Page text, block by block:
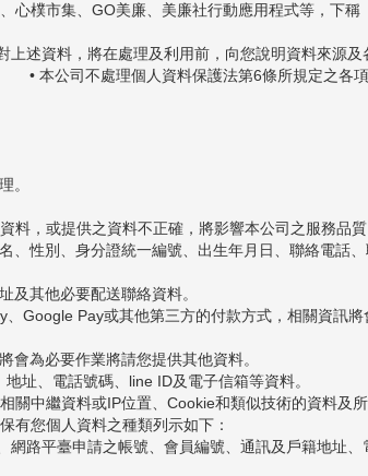
樸市集、GO美廉、美廉社行動應用程式等，下稱
述資料，將在處理及利用前，向您說明資料來源及
。
• 本公司不處理個人資料保護法第6條所規定之各項
料，或提供之資料不正確，將影響本公司之服務品質
性別、身分證統一編號、出生年月日、聯絡電話
及其他必要配送聯絡資料。
Google Pay或其他第三方的付款方式，相關資訊
為必要作業將請您提供其他資料。
址、電話號碼、line ID及電子信箱等資料。
中繼資料或IP位置、Cookie和類似技術的資料及所
有您個人資料之種類列示如下：
路平臺申請之帳號、會員編號、通訊及戶籍地址